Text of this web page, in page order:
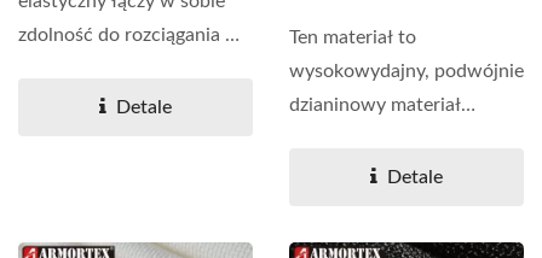
zdolność do rozciągania w
odpornością...Detale
Ten materiał to
wysokowydajny, podwójnie
dzianinowy materiał
do zastosowań...
Detale